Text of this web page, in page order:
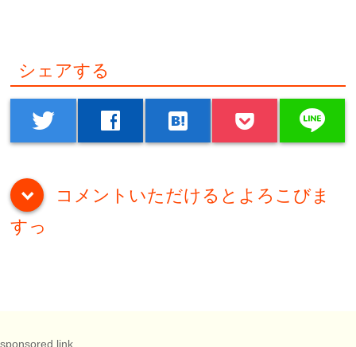
シェアする
twitter facebook hatenabookmark line
down
コメントいただけるとよろこびま
すっ
sponsored link